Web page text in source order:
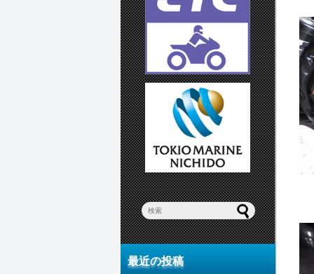
最近の投稿